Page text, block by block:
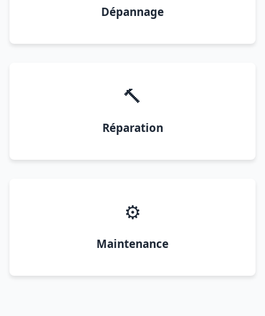
Dépannage
🔨
Réparation
⚙️
Maintenance